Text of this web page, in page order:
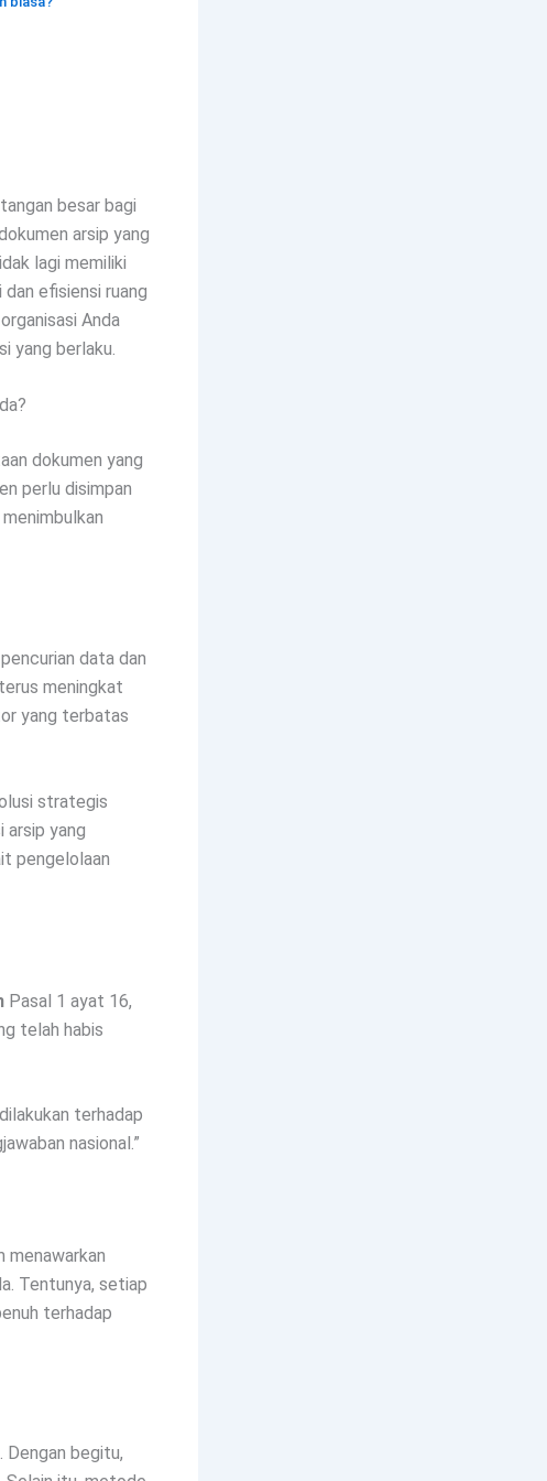
besar bagi
arsip yang
lagi memiliki
efisiensi ruang
Anda
yang berlaku.
dokumen yang
perlu disimpan
data dan
meningkat
yang terbatas
strategis
arsip yang
pengelolaan
Pasal 1 ayat 16,
telah habis
terhadap
nasional.”
menawarkan
Tentunya, setiap
terhadap
Dengan begitu,